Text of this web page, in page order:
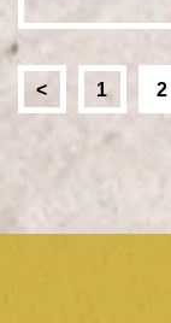
< 1 2